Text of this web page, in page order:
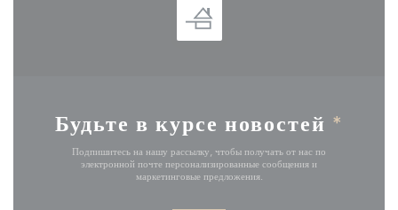
Будьте в курсе новостей *
Подпишитесь на нашу рассылку, чтобы получать от нас по
электронной почте персонализированные сообщения и
маркетинговые предложения.